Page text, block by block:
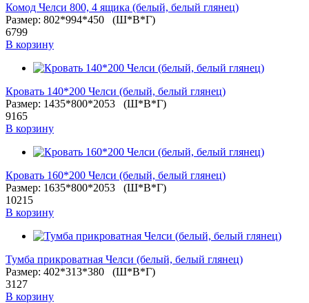
Комод Челси 800, 4 ящика (белый, белый глянец)
Размер: 802*994*450 (Ш*В*Г)
6799
В корзину
Кровать 140*200 Челси (белый, белый глянец)
Размер: 1435*800*2053 (Ш*В*Г)
9165
В корзину
Кровать 160*200 Челси (белый, белый глянец)
Размер: 1635*800*2053 (Ш*В*Г)
10215
В корзину
Тумба прикроватная Челси (белый, белый глянец)
Размер: 402*313*380 (Ш*В*Г)
3127
В корзину